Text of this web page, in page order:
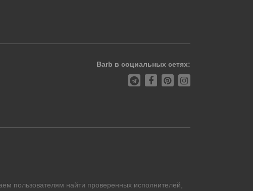
Barb в социальных сетях:
пользователям найти проверенных исполнителей,